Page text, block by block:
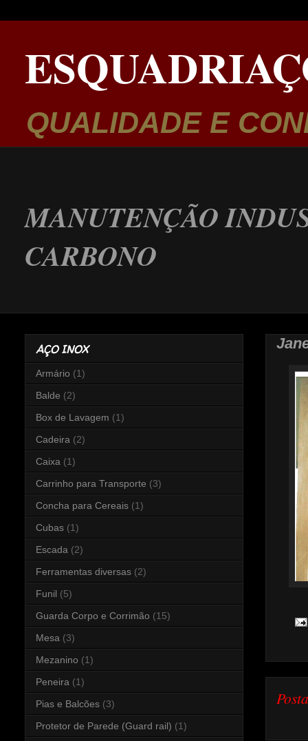
QUALIDADE E
MANUTENÇÃO
CARBONO
AÇO INOX
Armário (1)
Balde (2)
Box de Lavagem (1)
Cadeira (2)
Caixa (1)
Carrinho para Transporte (3)
Concha para Cereais (1)
Cubas (1)
Escada (2)
Ferramentas diversas (2)
Funil (5)
Guarda Corpo e Corrimão (15)
Mesa (3)
Mezanino (1)
Peneira (1)
Pias e Balcões (3)
Protetor de Parede (Guard rail) (1)